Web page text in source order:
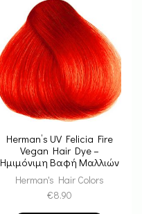
Herman’s UV Felicia Fire
Vegan Hair Dye –
Ημιμόνιμη Βαφή Μαλλιών
Herman's Hair Colors
€8.90